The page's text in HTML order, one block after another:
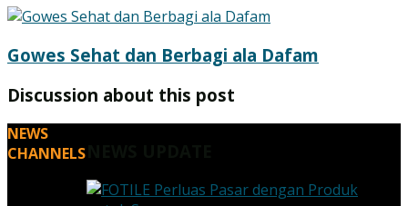
Gowes Sehat dan Berbagi ala Dafam
Discussion about this post
NEWS
CHANNELS